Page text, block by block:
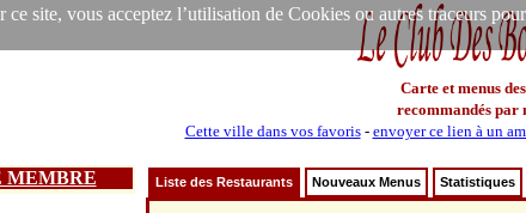
site, vous acceptez l’utilisation de Cookies ou autres traceurs
Carte et menus
recommandés par
Cette ville dans vos favoris- envoyer ce lien à un
MEMBRE Liste des Restaurants Nouveaux Menus Statistiques